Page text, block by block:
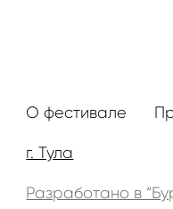
О фестивале
г. Тула
Разработано в